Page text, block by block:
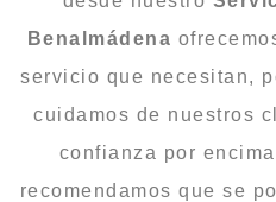
Benalmádena
servicio que necesitan,
cuidamos de nuestros
confianza por
recomendamos que se